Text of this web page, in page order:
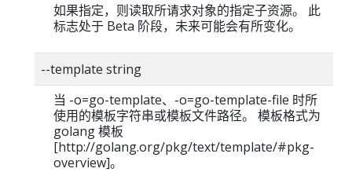
如果指定，则读取所请求对象的指定子资源。 此
标志处于 Beta 阶段，未来可能会有所变化。
--template string
当 -o=go-template、-o=go-template-file 时所
使用的模板字符串或模板文件路径。 模板格式为
golang 模板
[http://golang.org/pkg/text/template/#pkg-
overview]。